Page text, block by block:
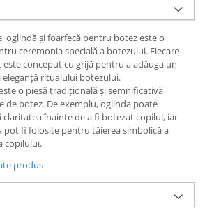
oglindă și foarfecă pentru botez este o
ceremonia specială a botezului. Fiecare
conceput cu grijă pentru a adăuga un
ritualului botezului.
o piesă tradițională și semnificativă
de botez. De exemplu, oglinda poate
înainte de a fi botezat copilul, iar
pot fi folosite pentru tăierea simbolică a
copilului.
produs